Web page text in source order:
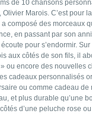
de 10 chansons
Marois. C’est pour
composé des morceaux
en passant par son
pour s’endormir.
aux côtés de son fils, il
ou encore des nouvelles
cadeaux personnalisés
ou comme cadeau de
et plus durable qu’une
d’une peluche rose